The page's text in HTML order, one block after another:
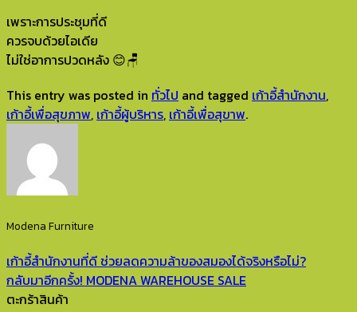
เพราะการประชุมที่ดี
ควรจบด้วยไอเดีย
ไม่ใช่อาการปวดหลัง 😊🪑
This entry was posted in ทั่วไป and tagged เก้าอี้สำนักงาน,
เก้าอี้เพื่อสุขภาพ, เก้าอี้ผู้บริหาร, เก้าอี้เพื่อสุขาพ.
Modena Furniture
เก้าอี้สำนักงานที่ดี ช่วยลดความล้าของสมองได้จริงหรือไม่?
กลับมาอีกครั้ง! MODENA WAREHOUSE SALE
ตะกร้าสินค้า